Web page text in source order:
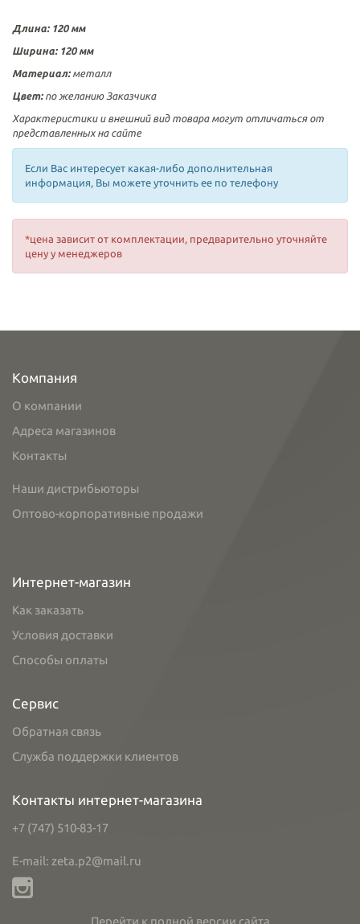
Длина: 120 мм
Ширина: 120 мм
Материал:металл
Цвет: по желанию Заказчика
Характеристики и внешний вид товара могут отличаться от
представленных на сайте
Если Вас интересует какая-либо дополнительная
информация, Вы можете уточнить ее по телефону
*цена зависит от комплектации, предварительно уточняйте
цену у менеджеров
Компания
О компании
Адреса магазинов
Контакты
Наши дистрибьюторы
Оптово-корпоративные продажи
Интернет-магазин
Как заказать
Условия доставки
Способы оплаты
Сервис
Обратная связь
Служба поддержки клиентов
Контакты интернет-магазина
+7 (747) 510-83-17
E-mail: zeta.p2@mail.ru
Перейти к полной версии сайта